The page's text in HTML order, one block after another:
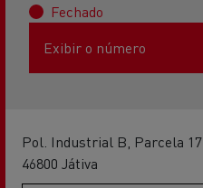
Fechado
Exibir o número
Pol. Industrial B, Parcela 17
46800 Játiva